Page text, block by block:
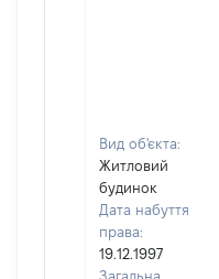
Вид об'єкта:
Житловий
будинок
Дата набуття
права:
19.12.1997
Загальна